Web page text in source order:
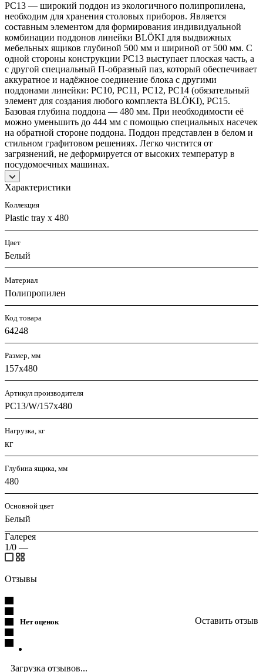
PC13 — широкий поддон из экологичного полипропилена,
необходим для хранения столовых приборов. Является
составным элементом для формирования индивидуальной
комбинации поддонов линейки BLӦKI для выдвижных
мебельных ящиков глубиной 500 мм и шириной от 500 мм. C
одной стороны конструкции PC13 выступает плоская часть, а
с другой специальный П-образный паз, который обеспечивает
аккуратное и надёжное соединение блока с другими
поддонами линейки: PC10, PC11, PC12, PC14 (обязательный
элемент для создания любого комплекта BLӦKI), PC15.
Базовая глубина поддона — 480 мм. При необходимости её
можно уменьшить до 444 мм с помощью специальных насечек
на обратной стороне поддона. Поддон представлен в белом и
стильном графитовом решениях. Легко чистится от
загрязнений, не деформируется от высоких температур в
посудомоечных машинах.
Характеристики
Коллекция
Plastic tray x 480
Цвет
Белый
Материал
Полипропилен
Код товара
64248
Размер, мм
157x480
Артикул производителя
PC13/W/157x480
Нагрузка, кг
кг
Глубина ящика, мм
480
Основной цвет
Белый
Галерея
1/0 —
Отзывы
Нет оценок Оставить отзыв
Загрузка отзывов...